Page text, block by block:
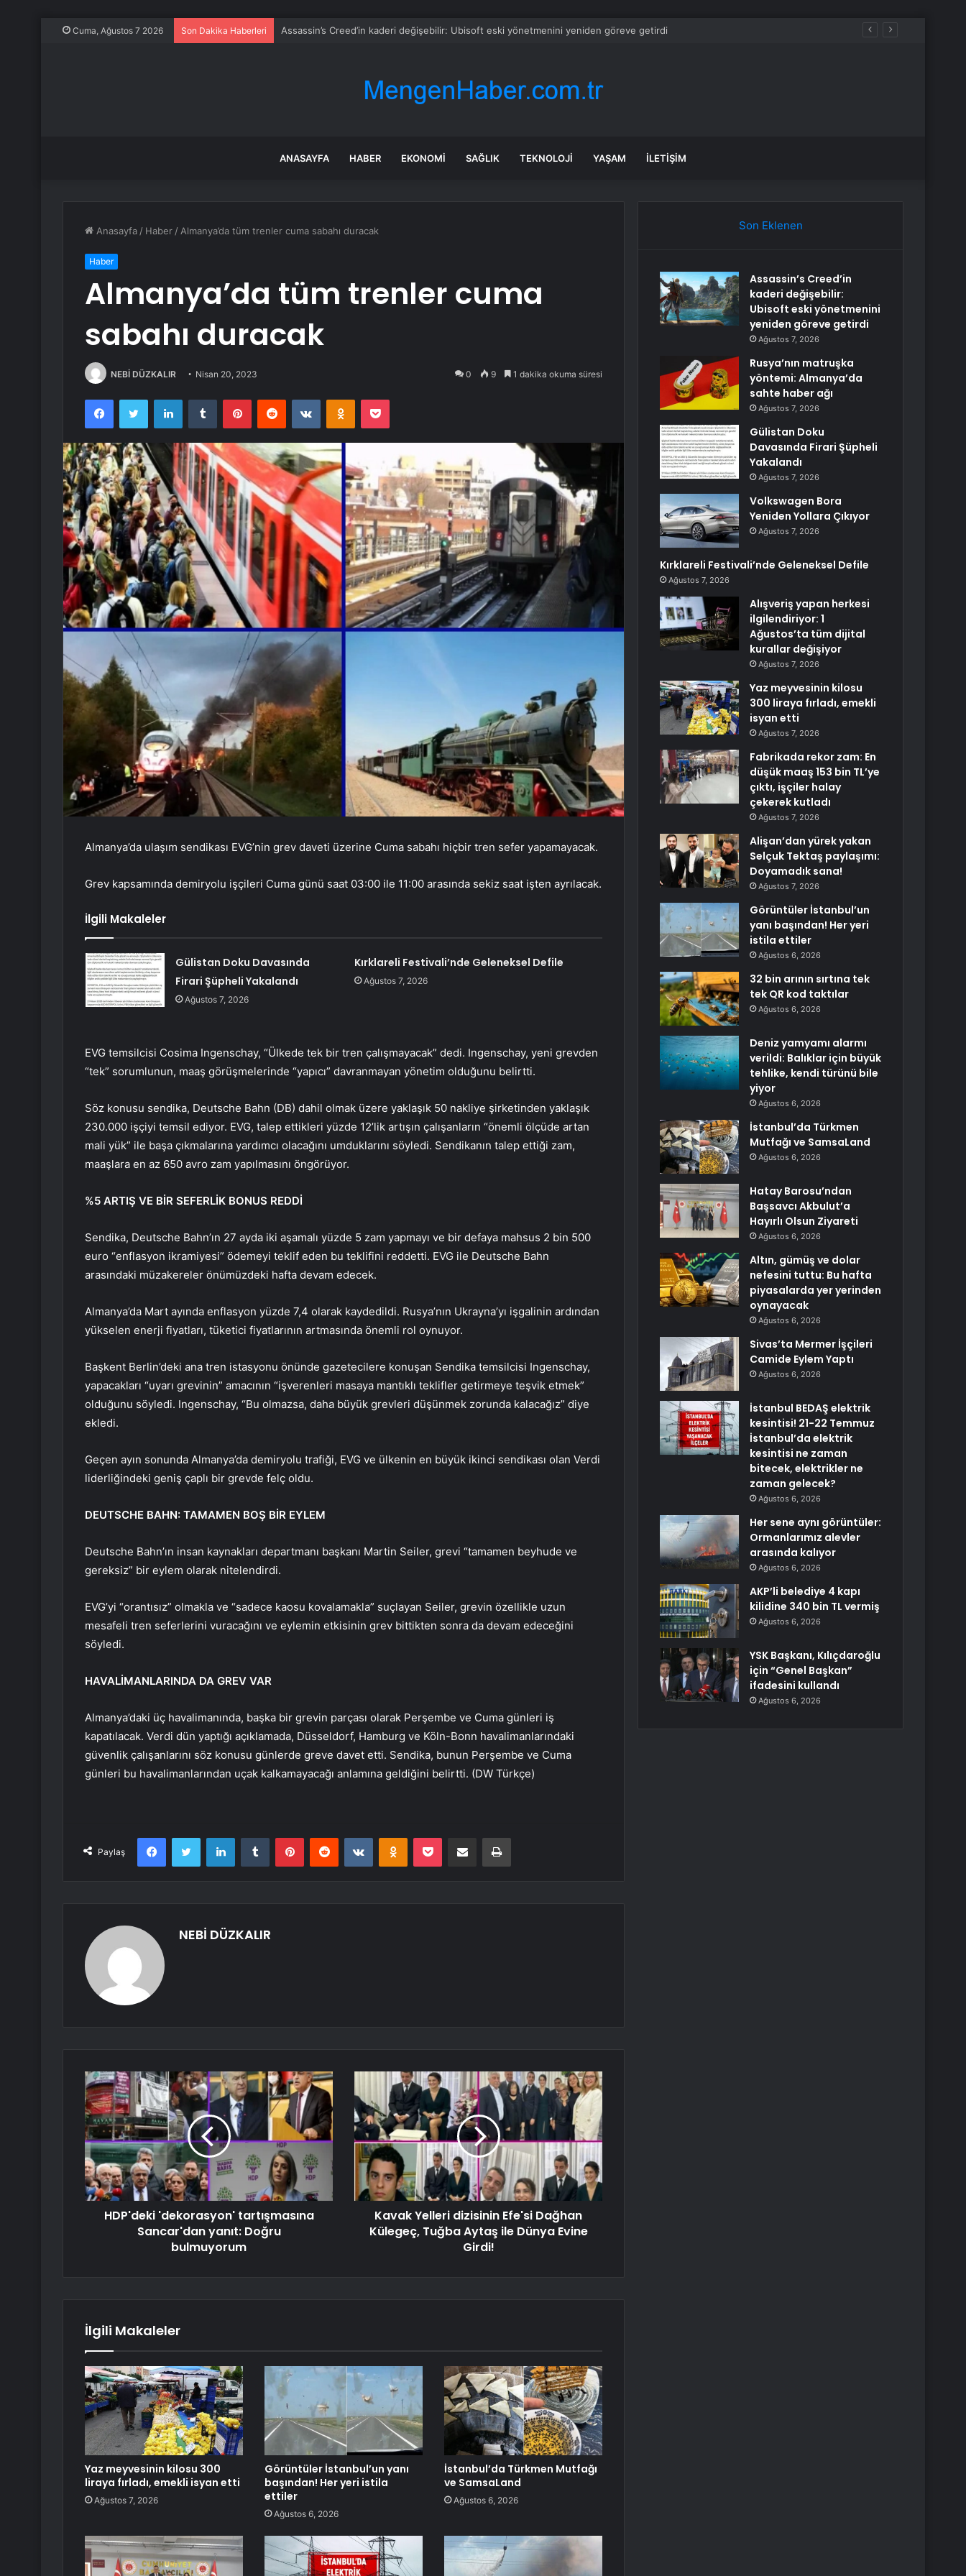
Cuma, Ağustos 7 2026 Son Dakika Haberleri Rusya’nın matruşka yöntemi: Almanya’da sahte haber ağı
ANASAYFA HABER EKONOMI SAĞLIK TEKNOLOJI YAŞAM İLETIŞIM
Anasayfa / Haber / Almanya’da tüm trenler cuma sabahı duracak
Haber
Almanya’da tüm trenler cuma
sabahı duracak
NEBİ DÜZKALIR Nisan 20, 2023 0 9 1 dakika okuma süresi
FacebookTwitter LinkedInTumblr PinterestReddit VKontakteOdnoklassniki
Pocket
Almanya’da ulaşım sendikası EVG’nin grev daveti üzerine Cuma sabahı hiçbir tren sefer yapamayacak.
Grev kapsamında demiryolu işçileri Cuma günü saat 03:00 ile 11:00 arasında sekiz saat işten ayrılacak.
İlgili Makaleler
Gülistan Doku Davasında
Firari Şüpheli Yakalandı
Ağustos 7, 2026
Kırklareli Festivali’nde Geleneksel Defile
Ağustos 7, 2026
EVG temsilcisi Cosima Ingenschay, “Ülkede tek bir tren çalışmayacak” dedi. Ingenschay, yeni grevden
“tek” sorumlunun, maaş görüşmelerinde “yapıcı” davranmayan yönetim olduğunu belirtti.
Söz konusu sendika, Deutsche Bahn (DB) dahil olmak üzere yaklaşık 50 nakliye şirketinden yaklaşık
230.000 işçiyi temsil ediyor. EVG, talep ettikleri yüzde 12’lik artışın çalışanların “önemli ölçüde artan
mali yük” ile başa çıkmalarına yardımcı olacağını umduklarını söyledi. Sendikanın talep ettiği zam,
maaşlara en az 650 avro zam yapılmasını öngörüyor.
%5 ARTIŞ VE BİR SEFERLİK BONUS REDDİ
Sendika, Deutsche Bahn’ın 27 ayda iki aşamalı yüzde 5 zam yapmayı ve bir defaya mahsus 2 bin 500
euro “enflasyon ikramiyesi” ödemeyi teklif eden bu teklifini reddetti. EVG ile Deutsche Bahn
arasındaki müzakereler önümüzdeki hafta devam edecek.
Almanya’da Mart ayında enflasyon yüzde 7,4 olarak kaydedildi. Rusya’nın Ukrayna’yı işgalinin ardından
yükselen enerji fiyatları, tüketici fiyatlarının artmasında önemli rol oynuyor.
Başkent Berlin’deki ana tren istasyonu önünde gazetecilere konuşan Sendika temsilcisi Ingenschay,
yapacakları “uyarı grevinin” amacının “işverenleri masaya mantıklı teklifler getirmeye teşvik etmek”
olduğunu söyledi. Ingenschay, “Bu olmazsa, daha büyük grevleri düşünmek zorunda kalacağız” diye
ekledi.
Geçen ayın sonunda Almanya’da demiryolu trafiği, EVG ve ülkenin en büyük ikinci sendikası olan Verdi
liderliğindeki geniş çaplı bir grevde felç oldu.
DEUTSCHE BAHN: TAMAMEN BOŞ BİR EYLEM
Deutsche Bahn’ın insan kaynakları departmanı başkanı Martin Seiler, grevi “tamamen beyhude ve
gereksiz” bir eylem olarak nitelendirdi.
EVG’yi “orantısız” olmakla ve “sadece kaosu kovalamakla” suçlayan Seiler, grevin özellikle uzun
mesafeli tren seferlerini vuracağını ve eylemin etkisinin grev bittikten sonra da devam edeceğini
söyledi.
HAVALİMANLARINDA DA GREV VAR
Almanya’daki üç havalimanında, başka bir grevin parçası olarak Perşembe ve Cuma günleri iş
kapatılacak. Verdi dün yaptığı açıklamada, Düsseldorf, Hamburg ve Köln-Bonn havalimanlarındaki
güvenlik çalışanlarını söz konusu günlerde greve davet etti. Sendika, bunun Perşembe ve Cuma
günleri bu havalimanlarından uçak kalkamayacağı anlamına geldiğini belirtti. (DW Türkçe)
Paylaş
FacebookTwitter LinkedInTumblr PinterestReddit VKontakteOdnoklassniki
Pocket E-Posta ile paylaş Yazdır
NEBİ DÜZKALIR
HDP'deki 'dekorasyon' tartışmasına
Sancar'dan yanıt: Doğru
bulmuyorum
Kavak Yelleri dizisinin Efe'si Dağhan
Külegeç, Tuğba Aytaş ile Dünya Evine
Girdi!
İlgili Makaleler
Yaz meyvesinin kilosu 300
liraya fırladı, emekli isyan etti
Ağustos 7, 2026
Görüntüler İstanbul’un yanı
başından! Her yeri istila
ettiler
Ağustos 6, 2026
İstanbul’da Türkmen Mutfağı
ve SamsaLand
Ağustos 6, 2026
Son Eklenen
Assassin’s Creed’in
kaderi değişebilir:
Ubisoft eski yönetmenini
yeniden göreve getirdi
Ağustos 7, 2026
Rusya’nın matruşka
yöntemi: Almanya’da
sahte haber ağı
Ağustos 7, 2026
Gülistan Doku
Davasında Firari Şüpheli
Yakalandı
Ağustos 7, 2026
Volkswagen Bora
Yeniden Yollara Çıkıyor
Ağustos 7, 2026
Kırklareli Festivali’nde Geleneksel Defile
Ağustos 7, 2026
Alışveriş yapan herkesi
ilgilendiriyor: 1
Ağustos’ta tüm dijital
kurallar değişiyor
Ağustos 7, 2026
Yaz meyvesinin kilosu
300 liraya fırladı, emekli
isyan etti
Ağustos 7, 2026
Fabrikada rekor zam: En
düşük maaş 153 bin TL’ye
çıktı, işçiler halay
çekerek kutladı
Ağustos 7, 2026
Alişan’dan yürek yakan
Selçuk Tektaş paylaşımı:
Doyamadık sana!
Ağustos 7, 2026
Görüntüler İstanbul’un
yanı başından! Her yeri
istila ettiler
Ağustos 6, 2026
32 bin arının sırtına tek
tek QR kod taktılar
Ağustos 6, 2026
Deniz yamyamı alarmı
verildi: Balıklar için büyük
tehlike, kendi türünü bile
yiyor
Ağustos 6, 2026
İstanbul’da Türkmen
Mutfağı ve SamsaLand
Ağustos 6, 2026
Hatay Barosu’ndan
Başsavcı Akbulut’a
Hayırlı Olsun Ziyareti
Ağustos 6, 2026
Altın, gümüş ve dolar
nefesini tuttu: Bu hafta
piyasalarda yer yerinden
oynayacak
Ağustos 6, 2026
Sivas’ta Mermer İşçileri
Camide Eylem Yaptı
Ağustos 6, 2026
İstanbul BEDAŞ elektrik
kesintisi! 21-22 Temmuz
İstanbul’da elektrik
kesintisi ne zaman
bitecek, elektrikler ne
zaman gelecek?
Ağustos 6, 2026
Her sene aynı görüntüler:
Ormanlarımız alevler
arasında kalıyor
Ağustos 6, 2026
AKP’li belediye 4 kapı
kilidine 340 bin TL vermiş
Ağustos 6, 2026
YSK Başkanı, Kılıçdaroğlu
için “Genel Başkan”
ifadesini kullandı
Ağustos 6, 2026